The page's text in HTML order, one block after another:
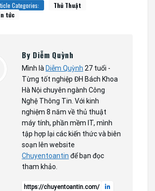
Categories:
Thủ Thuật
tức
By Diễm Quỳnh
Mình là Diễm Quỳnh 27 tuổi -
Từng tốt nghiệp ĐH Bách Khoa
Hà Nội chuyên ngành Công
Nghệ Thông Tin. Với kinh
nghiệm 8 năm về thủ thuật
máy tính, phần mềm IT, mình
tập hợp lại các kiến thức và biên
soạn lên website
Chuyentoantin để bạn đọc
tham khảo.
https://chuyentoantin.com/